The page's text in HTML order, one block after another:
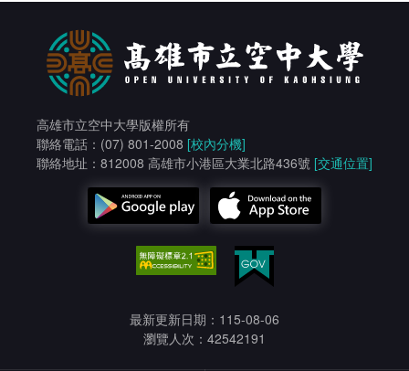
高雄市立空中大學版權所有
聯絡電話：(07) 801-2008 [校內分機]
聯絡地址：812008 高雄市小港區大業北路436號 [交通位置]
最新更新日期：115-08-06
瀏覽人次：42542191